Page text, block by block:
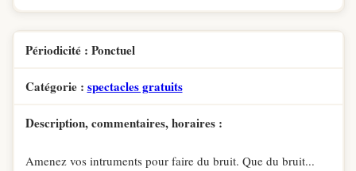
Périodicité : Ponctuel
Catégorie : spectacles gratuits
Description, commentaires, horaires :
Amenez vos intruments pour faire du bruit. Que du bruit...